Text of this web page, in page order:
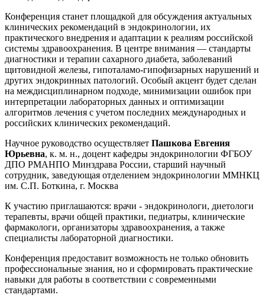
Конференция станет площадкой для обсуждения актуальных
клинических рекомендаций в эндокринологии, их
практического внедрения и адаптации к реалиям российской
системы здравоохранения. В центре внимания — стандарты
диагностики и терапии сахарного диабета, заболеваний
щитовидной железы, гипоталамо-гипофизарных нарушений и
других эндокринных патологий. Особый акцент будет сделан
на междисциплинарном подходе, минимизации ошибок при
интерпретации лабораторных данных и оптимизации
алгоритмов лечения с учетом последних международных и
российских клинических рекомендаций.
Научное руководство осуществляет Пашкова Евгения
Юрьевна, к. м. н., доцент кафедры эндокринологии ФГБОУ
ДПО РМАНПО Минздрава России, старший научный
сотрудник, заведующая отделением эндокринологии ММНКЦ
им. С.П. Боткина, г. Москва
К участию приглашаются: врачи - эндокринологи, диетологи
терапевты, врачи общей практики, педиатры, клинические
фармакологи, организаторы здравоохранения, а также
специалисты лабораторной диагностики.
Конференция предоставит возможность не только обновить
профессиональные знания, но и сформировать практические
навыки для работы в соответствии с современными
стандартами.